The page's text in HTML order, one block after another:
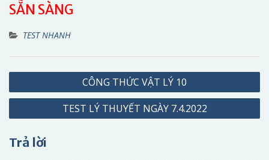
SẴN SÀNG
TEST NHANH
Điều
hướng
CÔNG THỨC VẬT LÝ 10
TEST LÝ THUYẾT NGÀY 7.4.2022
Trả lời